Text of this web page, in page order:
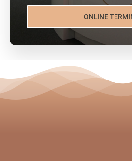
ONLINE